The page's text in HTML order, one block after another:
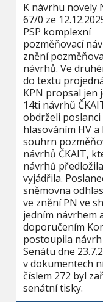
K návrhu novely
67/0 ze
PSP komplexní
pozměňovací
znění
návrhů. Ve
do textu
KPN propsal jen
14ti návrhů
obdrželi poslanci
hlasováním HV a
souhrn
návrhů ČKAIT,
návrhů
vyjádřila.
sněmovna
ve znění PN ve
jedním návrhem
doporučením
postoupila
Senátu dne
v dokumentech
číslem 272 byl
senátní tisky.